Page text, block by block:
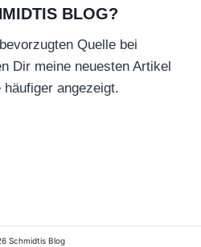
BLOG?
Quelle bei
Dir meine neuesten Artikel
angezeigt.
Schmidtis Blog